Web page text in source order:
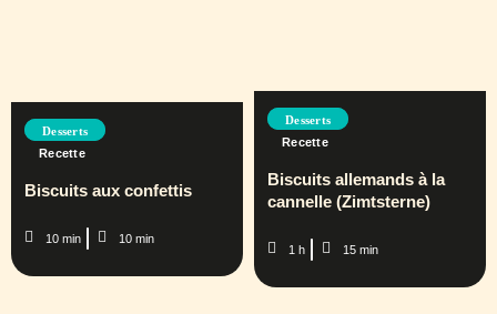
Desserts
Recette
Biscuits aux confettis
10 min 10 min
Desserts
Recette
Biscuits allemands à la
cannelle (Zimtsterne)
1 h 15 min